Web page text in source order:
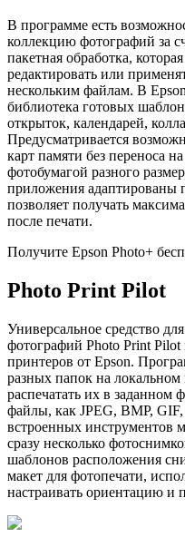
В программе есть
коллекцию фотографий за
пакетная обработка,
редактировать или
нескольким файлам. В
библиотека готовых
открыток, календарей,
Предусматривается
карт памяти без переноса
фотобумагой разного
приложения адаптированы
позволяет получать
после печати.
Получите Epson Photo+
Photo Print Pilot
Универсальное средство
фотографий Photo Print
принтеров от Epson.
разных папок на
распечатать их в заданном
файлы, как JPEG, BMP,
встроенных инструментов
сразу несколько
шаблонов расположения
макет для фотопечати,
настраивать ориентацию и